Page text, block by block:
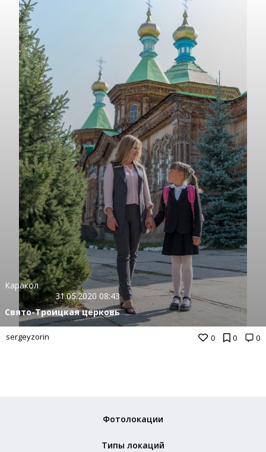
0 0 0
Каракол
31.05.2020 08:43
Свято-Троицкая церковь
sergeyzorin
Фотолокации
Типы локаций